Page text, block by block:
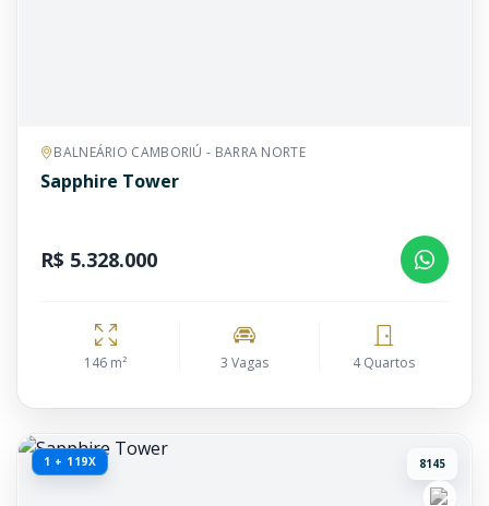
BALNEÁRIO CAMBORIÚ - BARRA NORTE
Sapphire Tower
R$ 5.328.000
146 m² 3 Vagas 4 Quartos
1 + 119X 8145